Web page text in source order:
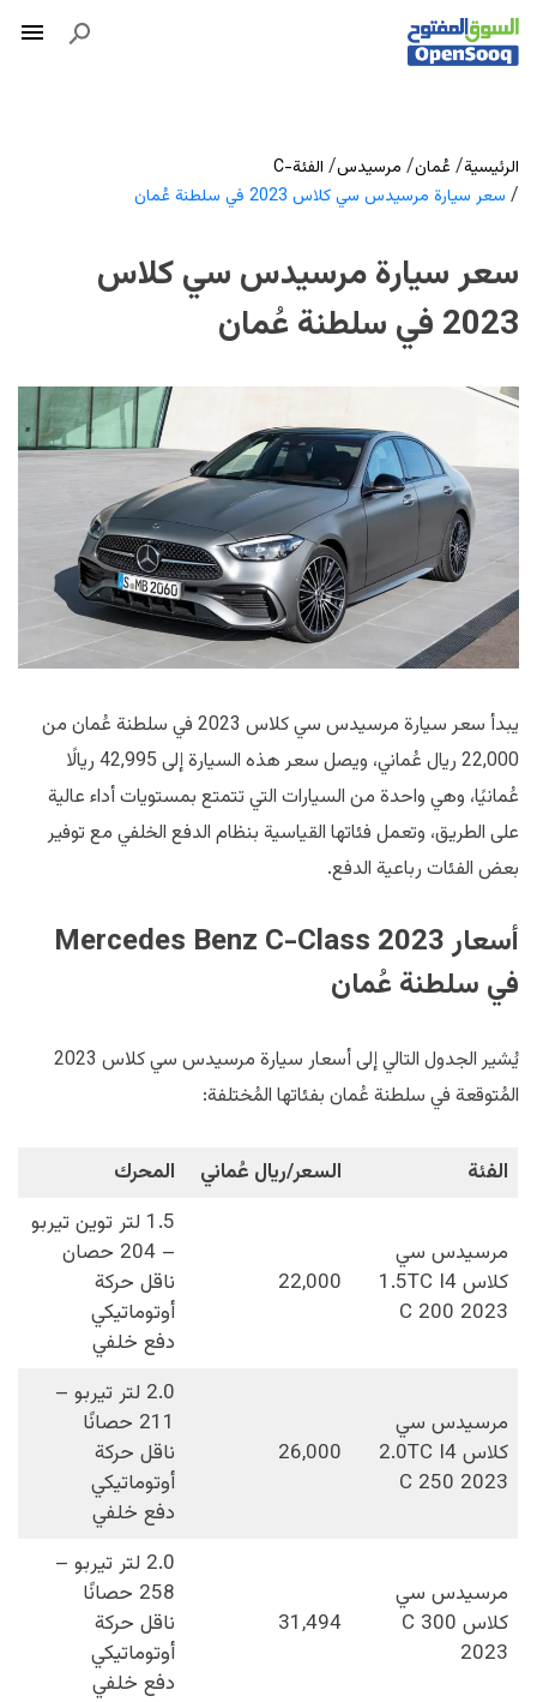
الرئيسية/ عُمان/ مرسيدس/ الفئة-C
/ سعر سيارة مرسيدس سي كلاس 2023 في سلطنة عُمان
سعر سيارة مرسيدس سي كلاس
2023 في سلطنة عُمان
يبدأ سعر سيارة مرسيدس سي كلاس 2023 في سلطنة عُمان من
22,000 ريال عُماني، ويصل سعر هذه السيارة إلى 42,995 ريالًا
عُمانيًا، وهي واحدة من السيارات التي تتمتع بمستويات أداء عالية
على الطريق، وتعمل فئاتها القياسية بنظام الدفع الخلفي مع توفير
بعض الفئات رباعية الدفع.
أسعار Mercedes Benz C-Class 2023
في سلطنة عُمان
يُشير الجدول التالي إلى أسعار سيارة مرسيدس سي كلاس 2023
المُتوقعة في سلطنة عُمان بفئاتها المُختلفة:
الفئة السعر/ريال عُماني المحرك
مرسيدس سي
كلاس 1.5TC I4
C 200 2023
22,000
1.5 لتر توين تيربو
– 204 حصان
ناقل حركة
أوتوماتيكي
دفع خلفي
مرسيدس سي
كلاس 2.0TC I4
C 250 2023
26,000
2.0 لتر تيربو –
211 حصانًا
ناقل حركة
أوتوماتيكي
دفع خلفي
مرسيدس سي
كلاس C 300
2023
31,494
2.0 لتر تيربو –
258 حصانًا
ناقل حركة
أوتوماتيكي
دفع خلفي